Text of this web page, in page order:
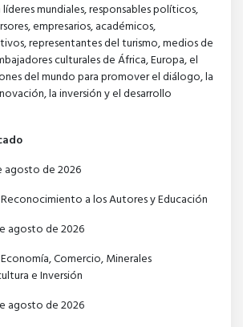
mundiales, responsables políticos,
empresarios, académicos,
representantes del turismo, medios de
culturales de África, Europa, el
del mundo para promover el diálogo, la
la inversión y el desarrollo
agosto de 2026
a los Autores y Educación
agosto de 2026
Comercio, Minerales
e Inversión
agosto de 2026